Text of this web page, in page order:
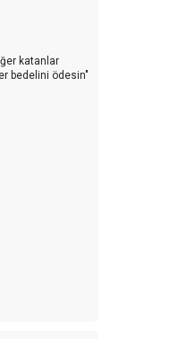
MI?
ÖNERİLERİ
katanlar
bedelini ödesin"